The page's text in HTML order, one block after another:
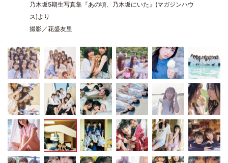
乃木坂5期生写真集『あの頃、乃木坂にいた』(マガジンハウ
ス)より
撮影／花盛友里